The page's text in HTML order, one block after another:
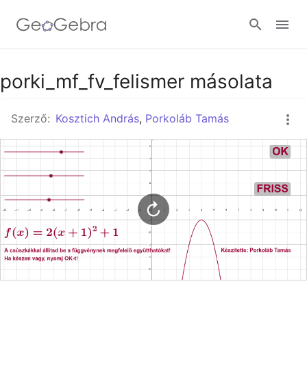
Google Classroom
GeoGebra Classroom
Bejelentkezés
porki_mf_fv_felismer másolata
Szerző: Kosztich András, Porkoláb Tamás